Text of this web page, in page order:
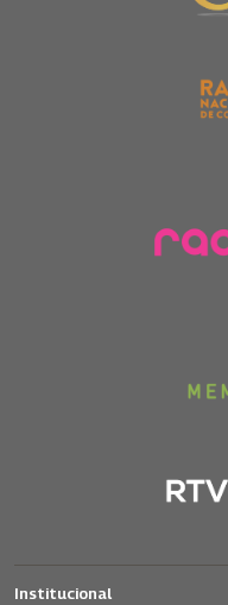
Institucional